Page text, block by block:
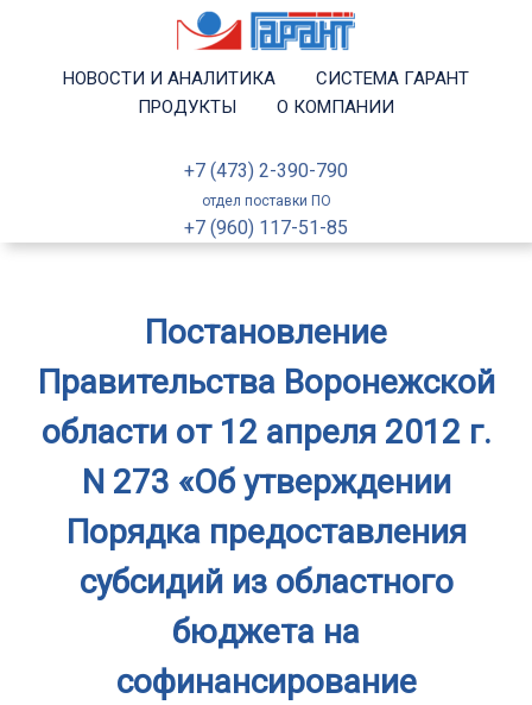
НОВОСТИ И АНАЛИТИКА
СИСТЕМА ГАРАНТ
ПРОДУКТЫ
О КОМПАНИИ
+7 (473) 2-390-790
отдел поставки ПО
+7 (960) 117-51-85
Постановление
Правительства Воронежской
области от 12 апреля 2012 г.
N 273 «Об утверждении
Порядка предоставления
субсидий из областного
бюджета на
софинансирование